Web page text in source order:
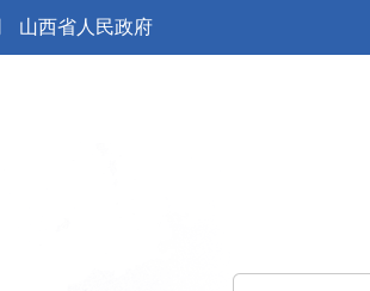
山西省人民政府